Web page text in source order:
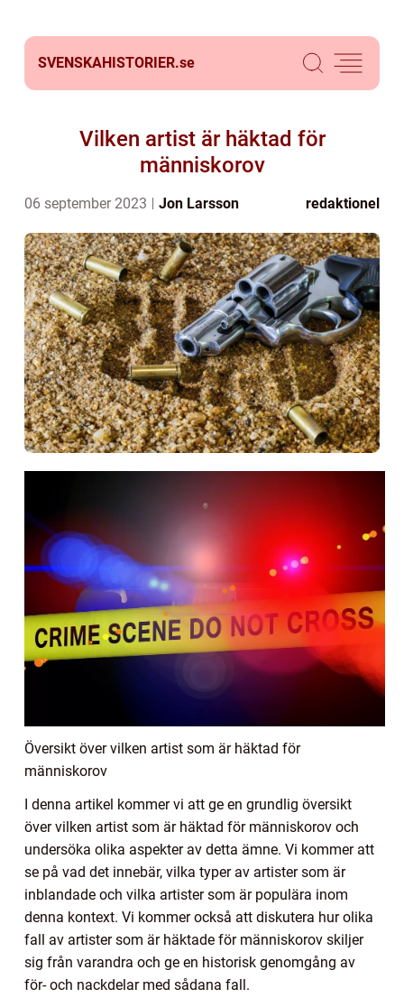
SVENSKAHISTORIER.se
Vilken artist är häktad för
människorov
06 september 2023 Jon Larsson redaktionel
Översikt över vilken artist som är häktad för
människorov
I denna artikel kommer vi att ge en grundlig översikt
över vilken artist som är häktad för människorov och
undersöka olika aspekter av detta ämne. Vi kommer att
se på vad det innebär, vilka typer av artister som är
inblandade och vilka artister som är populära inom
denna kontext. Vi kommer också att diskutera hur olika
fall av artister som är häktade för människorov skiljer
sig från varandra och ge en historisk genomgång av
för- och nackdelar med sådana fall.